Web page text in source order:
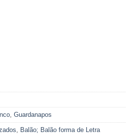
Guardanapos
Balão; Balão forma de Letra